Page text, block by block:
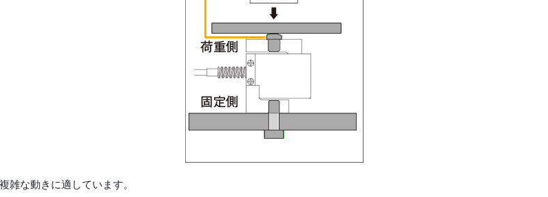
雑な動きに適しています。